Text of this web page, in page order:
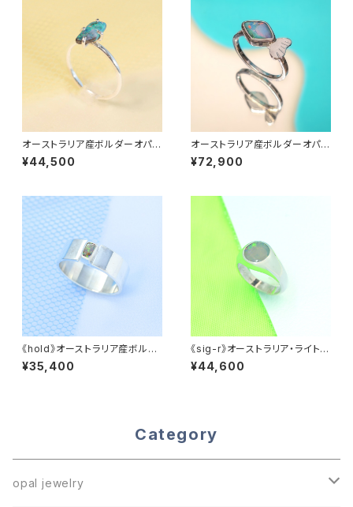
オーストラリア産ボルダーオパー
ル・爪留めリング《shore》
¥44,500
オーストラリア産ボルダーオパー
ル・覆輪リング《fish》
¥72,900
《hold》オーストラリア産ボルダ
ーオパール・平打ちリング
¥35,400
《sig-r》オーストラリア・ライトニ
ングリッジ産セミブラックオパー
ル・シグネットリング
¥44,600
Category
opal jewelry